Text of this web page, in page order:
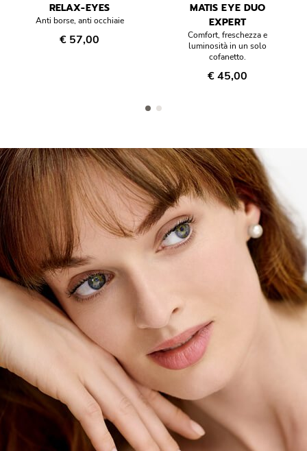
RELAX-EYES
Anti borse, anti occhiaie
€ 57,00
MATIS EYE DUO
EXPERT
Comfort, freschezza e
luminosità in un solo
cofanetto.
€ 45,00